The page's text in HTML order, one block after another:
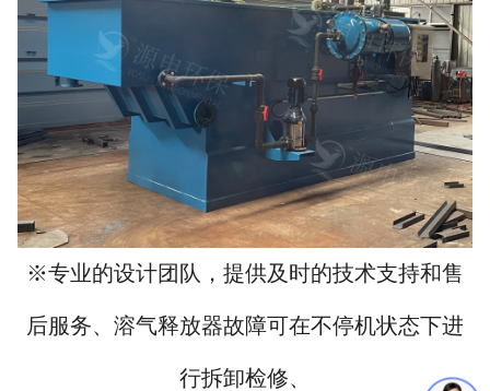
※专业的设计团队，提供及时的技术支持和售
后服务、溶气释放器故障可在不停机状态下进
行拆卸检修、